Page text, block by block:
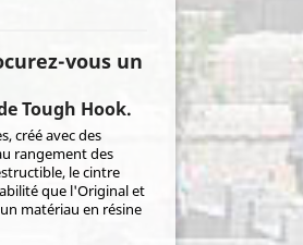
vous un
Tough Hook.
créé avec des
rangement des
le cintre
que l'Original et
matériau en résine